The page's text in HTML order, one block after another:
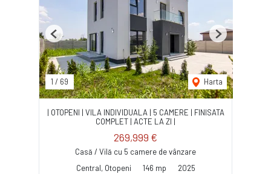
1 / 69 Harta
Previous Next
| OTOPENI | VILA INDIVIDUALA | 5 CAMERE | FINISATA
COMPLET | ACTE LA ZI |
269,999 €
Casă / Vilă cu 5 camere de vânzare
Central, Otopeni
146 mp 2025